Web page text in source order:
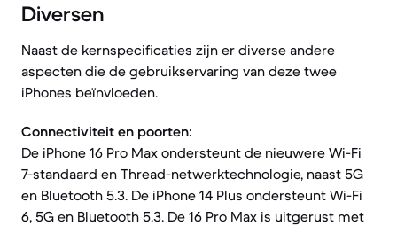
Diversen
Naast de kernspecificaties zijn er diverse andere
aspecten die de gebruikservaring van deze twee
iPhones beïnvloeden.
Connectiviteit en poorten:
De iPhone 16 Pro Max ondersteunt de nieuwere Wi-Fi
7-standaard en Thread-netwerktechnologie, naast 5G
en Bluetooth 5.3. De iPhone 14 Plus ondersteunt Wi-Fi
6, 5G en Bluetooth 5.3. De 16 Pro Max is uitgerust met